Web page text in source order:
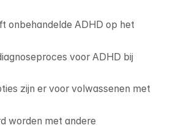
onbehandelde ADHD op het
voor ADHD bij
zijn er voor volwassenen met
worden met andere